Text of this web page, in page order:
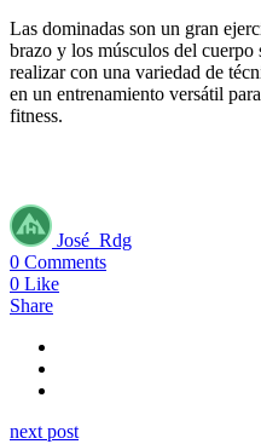
Las dominadas son un gran
brazo y los músculos del cuerpo
realizar con una variedad de
en un entrenamiento versátil
fitness.
José_Rdg
0 Comments
0 Like
Share
next post